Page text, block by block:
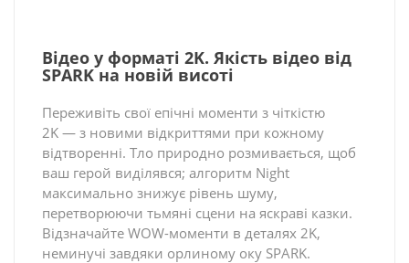
Відео у форматі 2K. Якість відео від
SPARK на новій висоті
Переживіть свої епічні моменти з чіткістю
2K — з новими відкриттями при кожному
відтворенні. Тло природно розмивається, щоб
ваш герой виділявся; алгоритм Night
максимально знижує рівень шуму,
перетворюючи тьмяні сцени на яскраві казки.
Відзначайте WOW-моменти в деталях 2K,
неминучі завдяки орлиному оку SPARK.